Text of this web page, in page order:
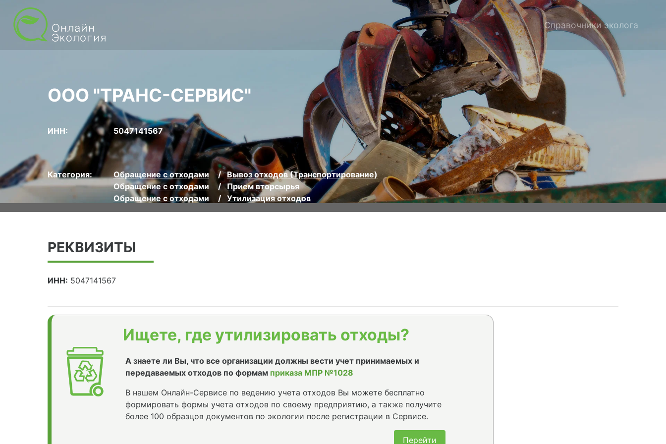
Справочники эколога
ООО "ТРАНС-СЕРВИС"
ИНН: 5047141567
Категория: Обращение с отходами
Вывоз отходов (Транспортирование)
Обращение с отходами
Прием вторсырья
Обращение с отходами
Утилизация отходов
РЕКВИЗИТЫ
ИНН: 5047141567
Ищете, где утилизировать отходы?
А знаете ли Вы, что все организации должны вести учет принимаемых и
передаваемых отходов по формам приказа МПР №1028
В нашем Онлайн-Сервисе по ведению учета отходов Вы можете бесплатно
формировать формы учета отходов по своему предприятию, а также получите
более 100 образцов документов по экологии после регистрации в Сервисе.
Перейти